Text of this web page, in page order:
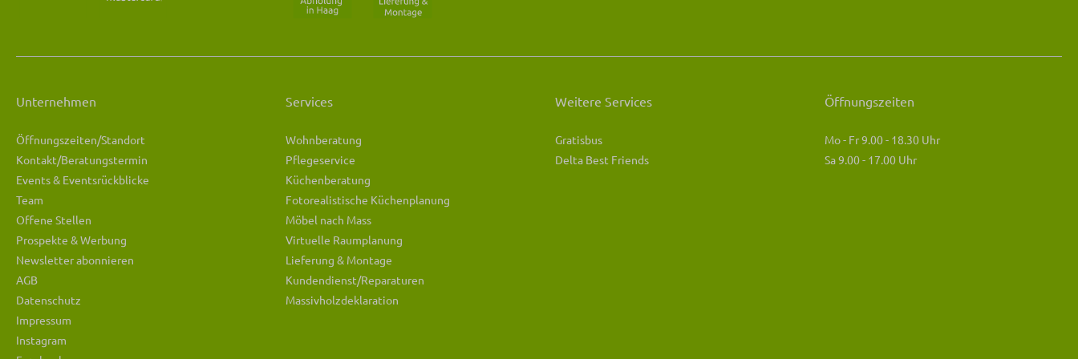
Unternehmen
Öffnungszeiten/Standort
Kontakt/Beratungstermin
Events & Eventsrückblicke
Team
Offene Stellen
Prospekte & Werbung
Newsletter abonnieren
AGB
Datenschutz
Impressum
Instagram
Services
Wohnberatung
Pflegeservice
Küchenberatung
Fotorealistische Küchenplanung
Möbel nach Mass
Virtuelle Raumplanung
Lieferung & Montage
Kundendienst/Reparaturen
Massivholzdeklaration
Weitere Services
Gratisbus
Delta Best Friends
Öffnungszeiten
Mo - Fr 9.00 - 18.30 Uhr
Sa 9.00 - 17.00 Uhr